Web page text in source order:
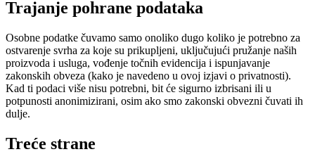
Trajanje pohrane podataka
Osobne podatke čuvamo samo onoliko dugo koliko je potrebno za
ostvarenje svrha za koje su prikupljeni, uključujući pružanje naših
proizvoda i usluga, vođenje točnih evidencija i ispunjavanje
zakonskih obveza (kako je navedeno u ovoj izjavi o privatnosti).
Kad ti podaci više nisu potrebni, bit će sigurno izbrisani ili u
potpunosti anonimizirani, osim ako smo zakonski obvezni čuvati ih
dulje.
Treće strane